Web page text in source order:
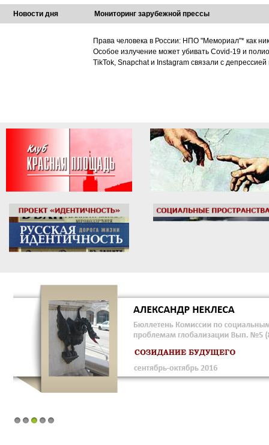
Новости дня Мониторинг зарубежной прессы
Права человека в России: НПО "Мемориал"* как
Особое излучение может убивать Covid-19 и
TikTok, Snapchat и Instagram связали с